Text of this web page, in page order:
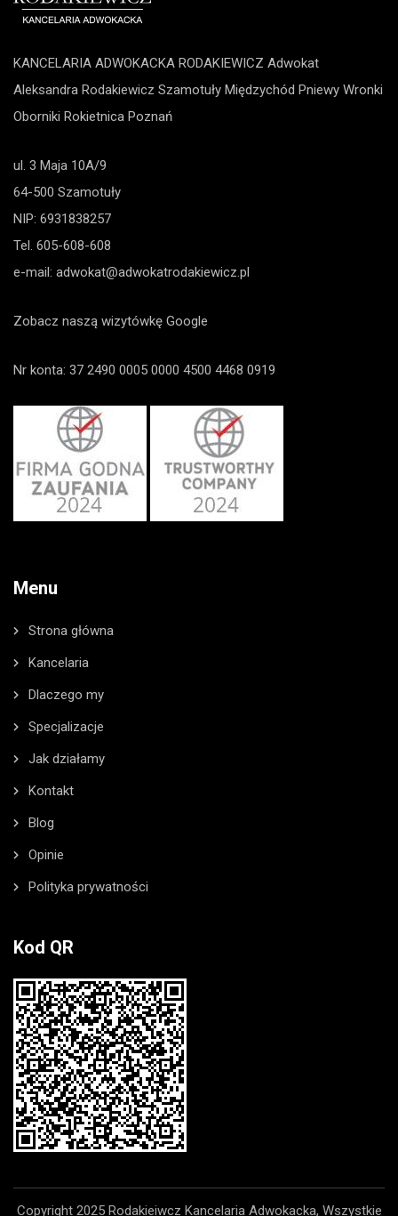
KANCELARIA ADWOKACKA RODAKIEWICZ Adwokat
Aleksandra Rodakiewicz Szamotuły Międzychód Pniewy Wronki
Oborniki Rokietnica Poznań
ul. 3 Maja 10A/9
64-500 Szamotuły
NIP: 6931838257
Tel. 605-608-608
e-mail: adwokat@adwokatrodakiewicz.pl
Zobacz naszą wizytówkę Google
Nr konta: 37 2490 0005 0000 4500 4468 0919
Menu
Strona główna
Kancelaria
Dlaczego my
Specjalizacje
Jak działamy
Kontakt
Blog
Opinie
Polityka prywatności
Kod QR
Copyright 2025 Rodakieiwcz Kancelaria Adwokacka, Wszystkie